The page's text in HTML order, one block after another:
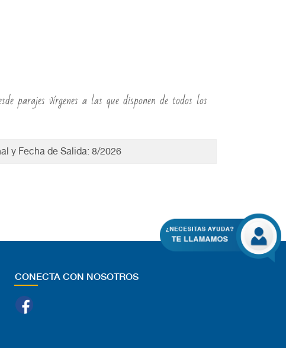
parajes vírgenes a las que disponen de todos los
y Fecha de Salida: 8/2026
CONECTA CON NOSOTROS
Facebook